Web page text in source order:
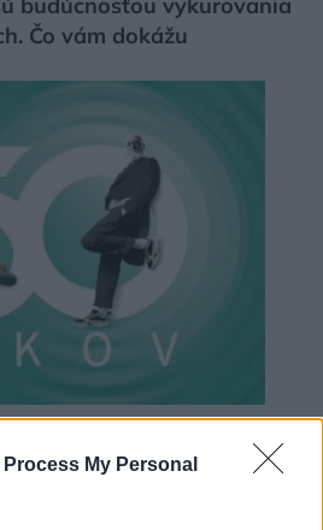
Process My Personal
Čo vám dokážu